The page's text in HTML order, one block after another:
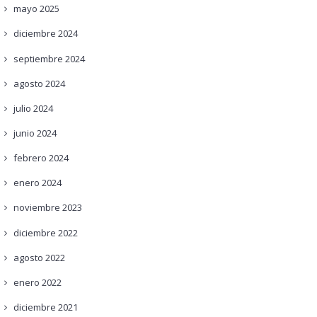
mayo 2025
diciembre 2024
septiembre 2024
agosto 2024
julio 2024
junio 2024
febrero 2024
enero 2024
noviembre 2023
diciembre 2022
agosto 2022
enero 2022
diciembre 2021